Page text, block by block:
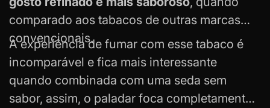
comparado aos tabacos de outras marcas
convencionais.
A experiência de fumar com esse tabaco é
incomparável e fica mais interessante
quando combinada com uma seda sem
sabor, assim, o paladar foca completamente